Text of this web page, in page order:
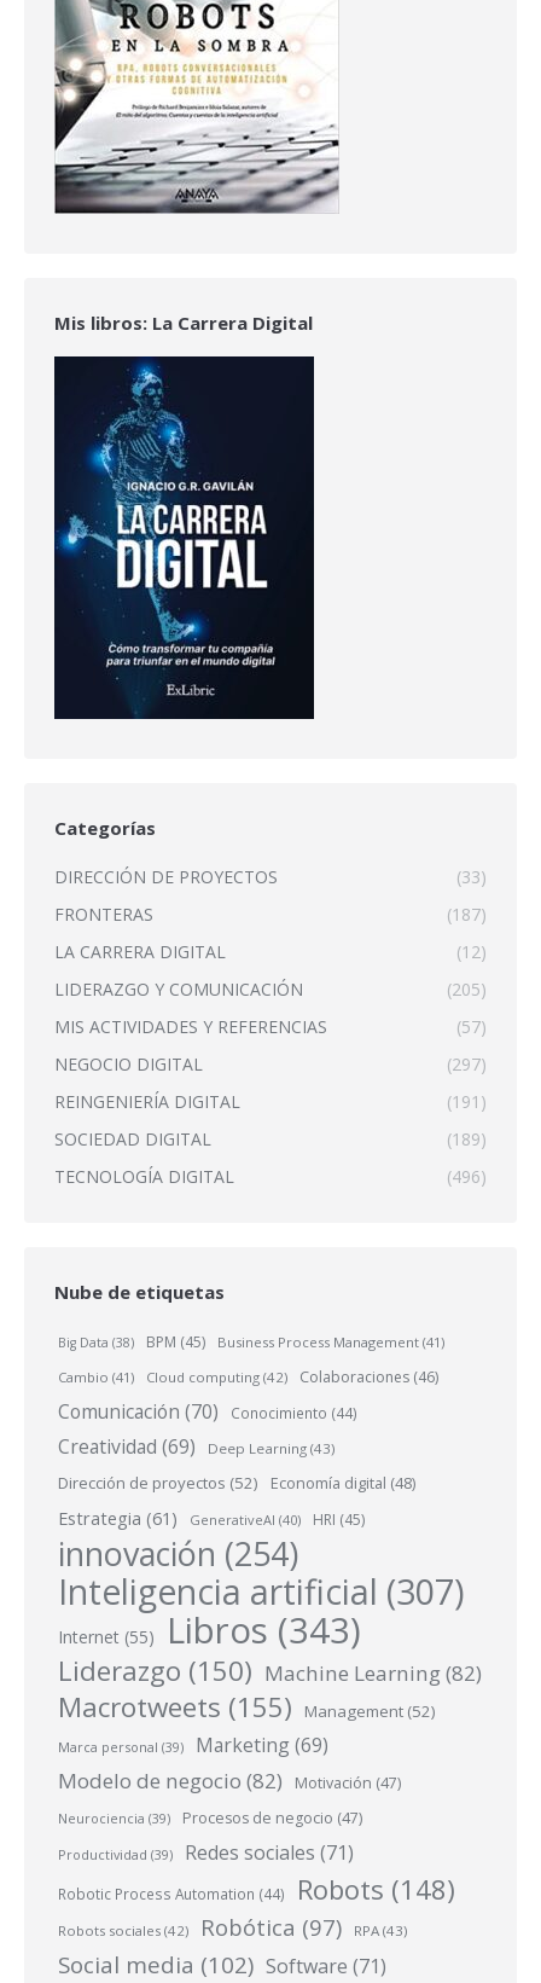
Mis libros: La Carrera Digital
Categorías
DIRECCIÓN DE PROYECTOS
(33)
FRONTERAS
(187)
LA CARRERA DIGITAL
(12)
LIDERAZGO Y COMUNICACIÓN
(205)
MIS ACTIVIDADES Y REFERENCIAS
(57)
NEGOCIO DIGITAL
(297)
REINGENIERÍA DIGITAL
(191)
SOCIEDAD DIGITAL
(189)
TECNOLOGÍA DIGITAL
(496)
Nube de etiquetas
Big Data (38) BPM (45) Business Process Management (41)
Cambio (41) Cloud computing (42) Colaboraciones (46)
Comunicación (70) Conocimiento (44)
Creatividad (69) Deep Learning (43)
Dirección de proyectos (52) Economía digital (48)
Estrategia (61) GenerativeAI (40) HRI (45)
innovación (254)
Inteligencia artificial (307)
Internet (55) Libros (343)
Liderazgo (150) Machine Learning(82)
Macrotweets (155) Management (52)
Marca personal (39) Marketing (69)
Modelo de negocio (82) Motivación (47)
Neurociencia (39) Procesos de negocio (47)
Productividad (39) Redes sociales (71)
Robotic Process Automation (44) Robots (148)
Robots sociales (42) Robótica (97) RPA (43)
Social media (102) Software (71)